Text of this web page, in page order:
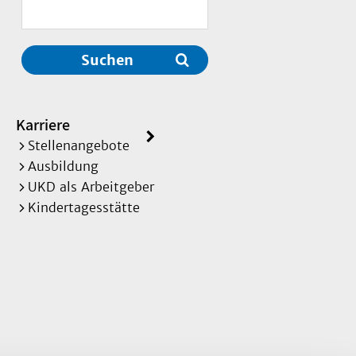
Suchen
Karriere
Stellenangebote
Ausbildung
UKD als Arbeitgeber
Kindertagesstätte